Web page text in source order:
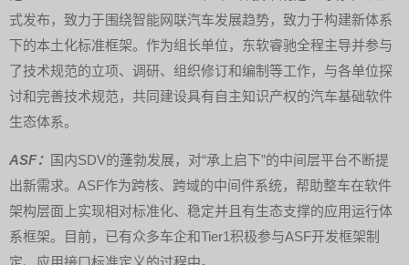
式发布，致力于围绕智能网联汽车发展趋势，致力于构建新体系
下的本土化标准框架。作为组长单位，东软睿驰全程主导并参与
了技术规范的立项、调研、组织修订和编制等工作，与各单位探
讨和完善技术规范，共同建设具有自主知识产权的汽车基础软件
生态体系。
ASF：
国内SDV的蓬勃发展，对“承上启下”的中间层平台不断提
出新需求。ASF作为跨核、跨域的中间件系统，帮助整车在软件
架构层面上实现相对标准化、稳定并且有生态支撑的应用运行体
系框架。目前，已有众多车企和Tier1积极参与ASF开发框架制